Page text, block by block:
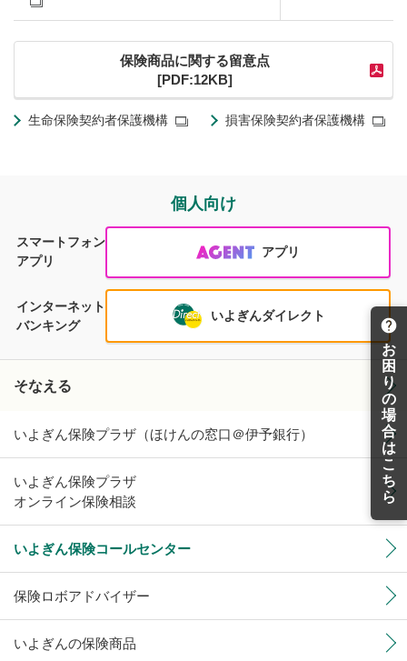
保険商品に関する留意点
[PDF:12KB]
生命保険契約者保護機構 損害保険契約者保護機構
個人向け
スマートフォン
アプリ
アプリ
インターネット
バンキング
いよぎんダイレクト
そなえる
いよぎん保険プラザ（ほけんの窓口＠伊予銀行）
いよぎん保険プラザ
オンライン保険相談
いよぎん保険コールセンター
保険ロボアドバイザー
いよぎんの保険商品
お
困
り
の
場
合
は
こ
ち
ら